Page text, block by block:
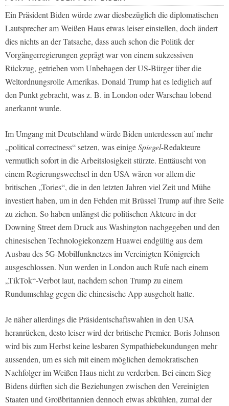
Ein Präsident Biden würde zwar diesbezüglich die diplomatischen
Lautsprecher am Weißen Haus etwas leiser einstellen, doch ändert
dies nichts an der Tatsache, dass auch schon die Politik der
Vorgängerregierungen geprägt war von einem sukzessiven
Rückzug, getrieben vom Unbehagen der US-Bürger über die
Weltordnungsrolle Amerikas. Donald Trump hat es lediglich auf
den Punkt gebracht, was z. B. in London oder Warschau lobend
anerkannt wurde.
Im Umgang mit Deutschland würde Biden unterdessen auf mehr
„political correctness“ setzen, was einigeSpiegel-Redakteure
vermutlich sofort in die Arbeitslosigkeit stürzte. Enttäuscht von
einem Regierungswechsel in den USA wären vor allem die
britischen „Tories“, die in den letzten Jahren viel Zeit und Mühe
investiert haben, um in den Fehden mit Brüssel Trump auf ihre Seite
zu ziehen. So haben unlängst die politischen Akteure in der
Downing Street dem Druck aus Washington nachgegeben und den
chinesischen Technologiekonzern Huawei endgültig aus dem
Ausbau des 5G-Mobilfunknetzes im Vereinigten Königreich
ausgeschlossen. Nun werden in London auch Rufe nach einem
„TikTok“-Verbot laut, nachdem schon Trump zu einem
Rundumschlag gegen die chinesische App ausgeholt hatte.
Je näher allerdings die Präsidentschaftswahlen in den USA
heranrücken, desto leiser wird der britische Premier. Boris Johnson
wird bis zum Herbst keine lesbaren Sympathiebekundungen mehr
aussenden, um es sich mit einem möglichen demokratischen
Nachfolger im Weißen Haus nicht zu verderben. Bei einem Sieg
Bidens dürften sich die Beziehungen zwischen den Vereinigten
Staaten und Großbritannien dennoch etwas abkühlen, zumal der